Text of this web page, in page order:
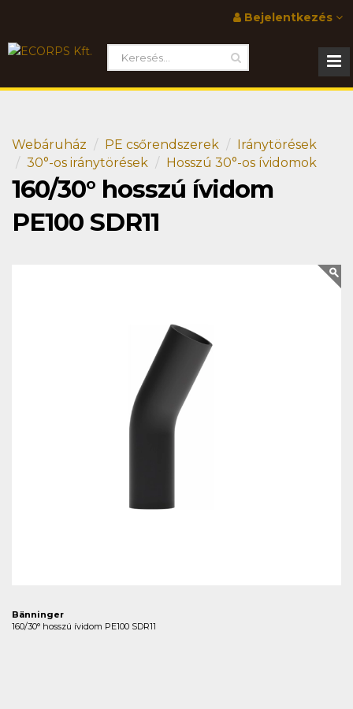
Bejelentkezés
Webáruház PE csőrendszerek
Iránytörések
30°-os iránytörések
Hosszú 30°-os ívidomok
160/30° hosszú ívidom
PE100 SDR11
Bänninger
160/30° hosszú ívidom PE100 SDR11